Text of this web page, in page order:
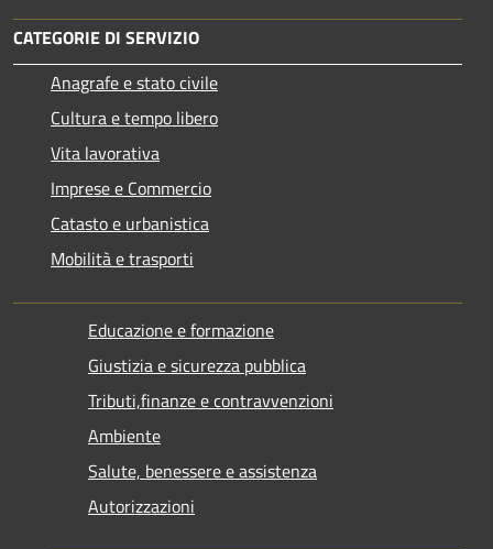
CATEGORIE DI SERVIZIO
Anagrafe e stato civile
Cultura e tempo libero
Vita lavorativa
Imprese e Commercio
Catasto e urbanistica
Mobilità e trasporti
Educazione e formazione
Giustizia e sicurezza pubblica
Tributi,finanze e contravvenzioni
Ambiente
Salute, benessere e assistenza
Autorizzazioni